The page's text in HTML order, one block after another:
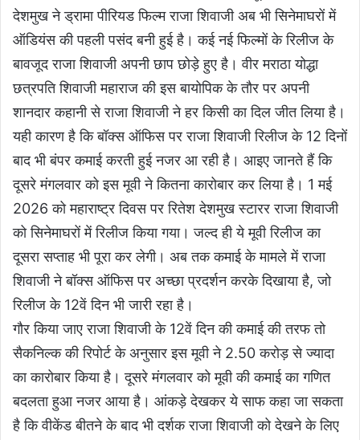
देशमुख ने ड्रामा पीरियड फिल्म राजा शिवाजी अब भी सिनेमाघरों में
ऑडियंस की पहली पसंद बनी हुई है। कई नई फिल्मों के रिलीज के
बावजूद राजा शिवाजी अपनी छाप छोड़े हुए है। वीर मराठा योद्धा
छत्रपति शिवाजी महाराज की इस बायोपिक के तौर पर अपनी
शानदार कहानी से राजा शिवाजी ने हर किसी का दिल जीत लिया है।
यही कारण है कि बॉक्स ऑफिस पर राजा शिवाजी रिलीज के 12 दिनों
बाद भी बंपर कमाई करती हुई नजर आ रही है। आइए जानते हैं कि
दूसरे मंगलवार को इस मूवी ने कितना कारोबार कर लिया है। 1 मई
2026 को महाराष्ट्र दिवस पर रितेश देशमुख स्टारर राजा शिवाजी
को सिनेमाघरों में रिलीज किया गया। जल्द ही ये मूवी रिलीज का
दूसरा सप्ताह भी पूरा कर लेगी। अब तक कमाई के मामले में राजा
शिवाजी ने बॉक्स ऑफिस पर अच्छा प्रदर्शन करके दिखाया है, जो
रिलीज के 12वें दिन भी जारी रहा है।
गौर किया जाए राजा शिवाजी के 12वें दिन की कमाई की तरफ तो
सैकनिल्क की रिपोर्ट के अनुसार इस मूवी ने 2.50 करोड़ से ज्यादा
का कारोबार किया है। दूसरे मंगलवार को मूवी की कमाई का गणित
बदलता हुआ नजर आया है। आंकड़े देखकर ये साफ कहा जा सकता
है कि वीकेंड बीतने के बाद भी दर्शक राजा शिवाजी को देखने के लिए